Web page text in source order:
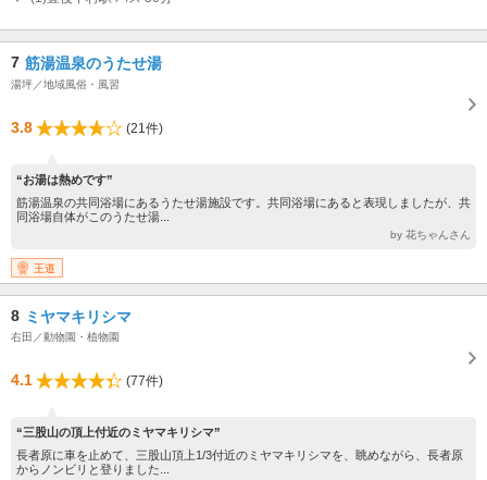
7 筋湯温泉のうたせ湯
湯坪／地域風俗・風習
3.8 (21件)
“お湯は熱めです”
筋湯温泉の共同浴場にあるうたせ湯施設です。共同浴場にあると表現しましたが、共
同浴場自体がこのうたせ湯...
by 花ちゃんさん
王道
8 ミヤマキリシマ
右田／動物園・植物園
4.1 (77件)
“三股山の頂上付近のミヤマキリシマ”
長者原に車を止めて、三股山頂上1/3付近のミヤマキリシマを、眺めながら、長者原
からノンビリと登りました...